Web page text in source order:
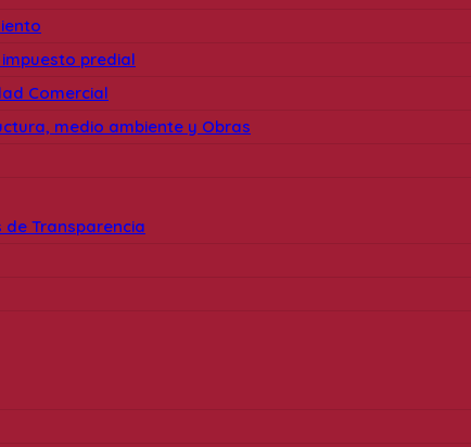
de Transparencia
predial
Comercial
medio ambiente y Obras